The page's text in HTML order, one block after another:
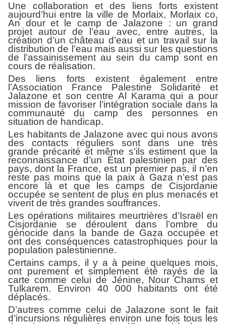
Une collaboration et des liens forts existent
aujourd’hui entre la ville de Morlaix, Morlaix co,
An dour et le camp de Jalazone : un grand
projet autour de l’eau avec, entre autres, la
création d’un château d’eau et un travail sur la
distribution de l’eau mais aussi sur les questions
de l’assainissement au sein du camp sont en
cours de réalisation.
Des liens forts existent également entre
l’Association France Palestine Solidarité et
Jalazone et son centre Al Karama qui a pour
mission de favoriser l’intégration sociale dans la
communauté du camp des personnes en
situation de handicap.
Les habitants de Jalazone avec qui nous avons
des contacts réguliers sont dans une très
grande précarité et même s’ils estiment que la
reconnaissance d’un État palestinien par des
pays, dont la France, est un premier pas, il n’en
reste pas moins que la paix à Gaza n’est pas
encore là et que les camps de Cisjordanie
occupée se sentent de plus en plus menacés et
vivent de très grandes souffrances.
Les opérations militaires meurtrières d’Israël en
Cisjordanie se déroulent dans l’ombre du
génocide dans la bande de Gaza occupée et
ont des conséquences catastrophiques pour la
population palestinienne.
Certains camps, il y a à peine quelques mois,
ont purement et simplement été rayés de la
carte comme celui de Jénine, Nour Chams et
Tulkarem. Environ 40 000 habitants ont été
déplacés.
D’autres comme celui de Jalazone sont le fait
d’incursions régulières environ une fois tous les